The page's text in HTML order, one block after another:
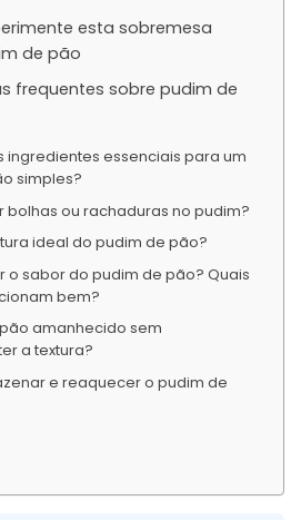
esta sobremesa
de pão
frequentes sobre pudim de
ingredientes essenciais para um
simples?
bolhas ou rachaduras no pudim?
ideal do pudim de pão?
o sabor do pudim de pão? Quais
bem?
amanhecido sem
a textura?
e reaquecer o pudim de